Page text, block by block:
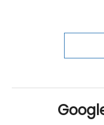
隔絕外界嘈雜聲音，
音加速計和防風網罩
Google
為用戶帶來全面的音